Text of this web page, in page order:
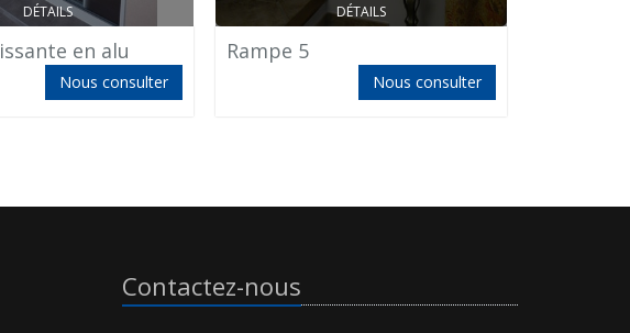
DÉTAILS
en alu
Nous consulter
DÉTAILS
Rampe 5
Nous consulter
Contactez-nous